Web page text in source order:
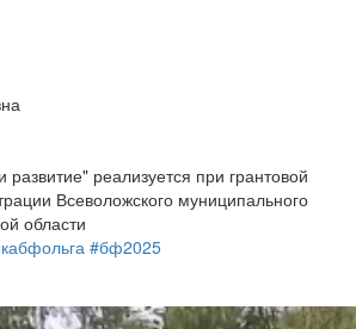
развитие" реализуется при грантовой
Всеволожского муниципального
области
#бф2025